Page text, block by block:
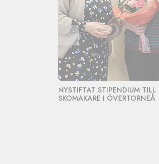
NYSTIFTAT STIPENDIUM TILL
SKOMAKARE I ÖVERTORNEÅ